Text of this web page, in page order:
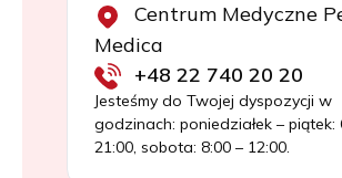
Centrum Medyczne
Medica
+48 22 740 20 20
Jesteśmy do Twojej dyspozycji w
godzinach: poniedziałek – piątek:
21:00, sobota: 8:00 – 12:00.